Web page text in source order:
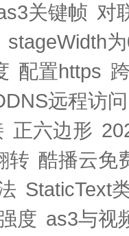
关键帧 对
stageWidth
配置https
远程访问
正六边形
转 酷播云免
StaticText
度 as3与视